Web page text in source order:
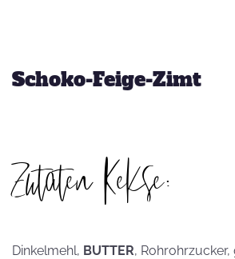
Schoko-Feige-Zimt
Zutaten Kekse:
Dinkelmehl, BUTTER, Rohrohrzucker,